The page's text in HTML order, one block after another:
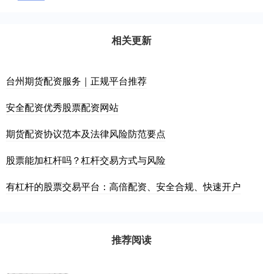
相关更新
台州期货配资服务｜正规平台推荐
安全配资优秀股票配资网站
期货配资协议范本及法律风险防范要点
股票能加杠杆吗？杠杆交易方式与风险
有杠杆的股票交易平台：高倍配资、安全合规、快速开户
推荐阅读